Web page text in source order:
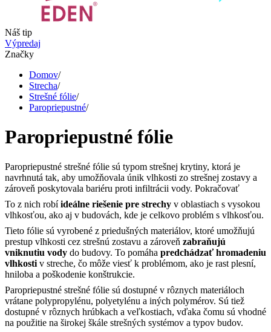
Náš tip
Výpredaj
Značky
Domov/
Strecha/
Strešné fólie/
Paropriepustné/
Paropriepustné fólie
Paropriepustné strešné fólie sú typom strešnej krytiny, ktorá je
navrhnutá tak, aby umožňovala únik vlhkosti zo strešnej zostavy a
zároveň poskytovala bariéru proti infiltrácii vody. Pokračovať
To z nich robíideálne riešenie pre strechy v oblastiach s vysokou
vlhkosťou, ako aj v budovách, kde je celkovo problém s vlhkosťou.
Tieto fólie sú vyrobené z priedušných materiálov, ktoré umožňujú
prestup vlhkosti cez strešnú zostavu a zároveň zabraňujú
vniknutiu vody do budovy. To pomáha predchádzať hromadeniu
vlhkosti v streche, čo môže viesť k problémom, ako je rast plesní,
hniloba a poškodenie konštrukcie.
Paropriepustné strešné fólie sú dostupné v rôznych materiáloch
vrátane polypropylénu, polyetylénu a iných polymérov. Sú tiež
dostupné v rôznych hrúbkach a veľkostiach, vďaka čomu sú vhodné
na použitie na širokej škále strešných systémov a typov budov.